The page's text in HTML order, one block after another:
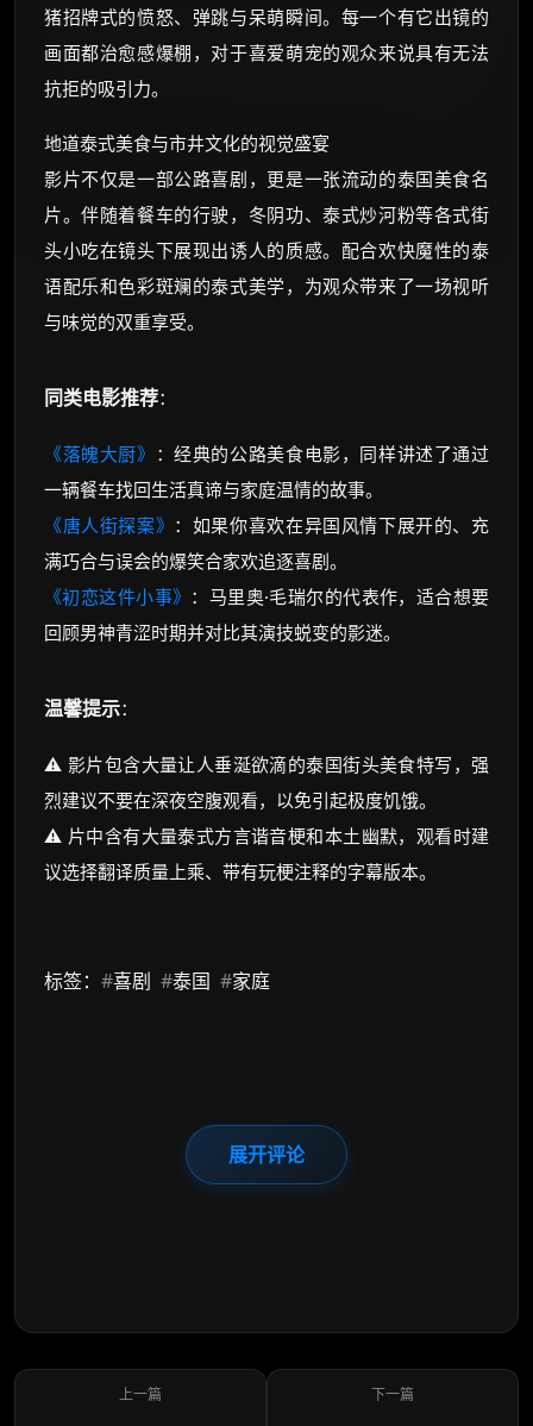
猪招牌式的愤怒、弹跳与呆萌瞬间。每一个有它出镜的
画面都治愈感爆棚，对于喜爱萌宠的观众来说具有无法
抗拒的吸引力。
地道泰式美食与市井文化的视觉盛宴
影片不仅是一部公路喜剧，更是一张流动的泰国美食名
片。伴随着餐车的行驶，冬阴功、泰式炒河粉等各式街
头小吃在镜头下展现出诱人的质感。配合欢快魔性的泰
语配乐和色彩斑斓的泰式美学，为观众带来了一场视听
与味觉的双重享受。
同类电影推荐：
《落魄大厨》 ：经典的公路美食电影，同样讲述了通过
一辆餐车找回生活真谛与家庭温情的故事。
《唐人街探案》 ：如果你喜欢在异国风情下展开的、充
满巧合与误会的爆笑合家欢追逐喜剧。
《初恋这件小事》 ：马里奥·毛瑞尔的代表作，适合想要
回顾男神青涩时期并对比其演技蜕变的影迷。
温馨提示：
⚠️ 影片包含大量让人垂涎欲滴的泰国街头美食特写，强
烈建议不要在深夜空腹观看，以免引起极度饥饿。
⚠️ 片中含有大量泰式方言谐音梗和本土幽默，观看时建
议选择翻译质量上乘、带有玩梗注释的字幕版本。
标签： #喜剧 #泰国 #家庭
展开评论